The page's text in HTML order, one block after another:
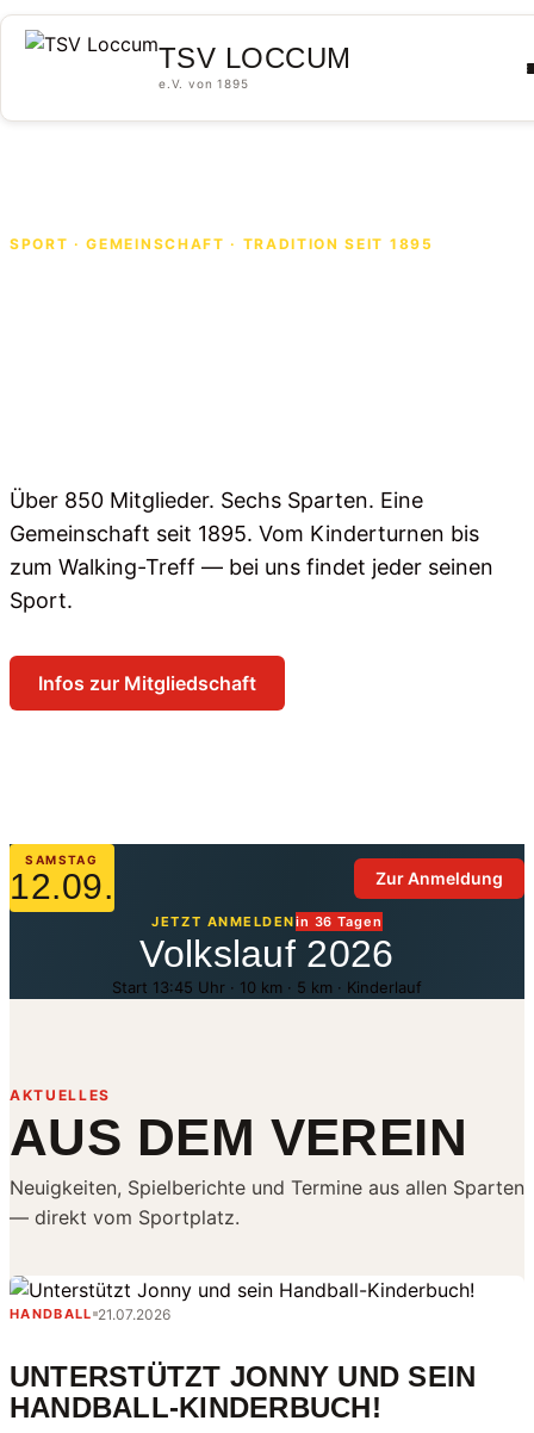
Skip to content
TSV LOCCUM
e.V. von 1895
SPORT · GEMEINSCHAFT · TRADITION SEIT 1895
Über 850 Mitglieder. Sechs Sparten. Eine
Gemeinschaft seit 1895. Vom Kinderturnen bis
zum Walking-Treff — bei uns findet jeder seinen
Sport.
Infos zur Mitgliedschaft
SAMSTAG
12.09. Zur Anmeldung
JETZT ANMELDENin 36 Tagen
Volkslauf 2026
Start 13:45 Uhr · 10 km · 5 km · Kinderlauf
AKTUELLES
AUS DEM VEREIN
Neuigkeiten, Spielberichte und Termine aus allen Sparten
— direkt vom Sportplatz.
HANDBALL 21.07.2026
UNTERSTÜTZT JONNY UND SEIN
HANDBALL-KINDERBUCH!